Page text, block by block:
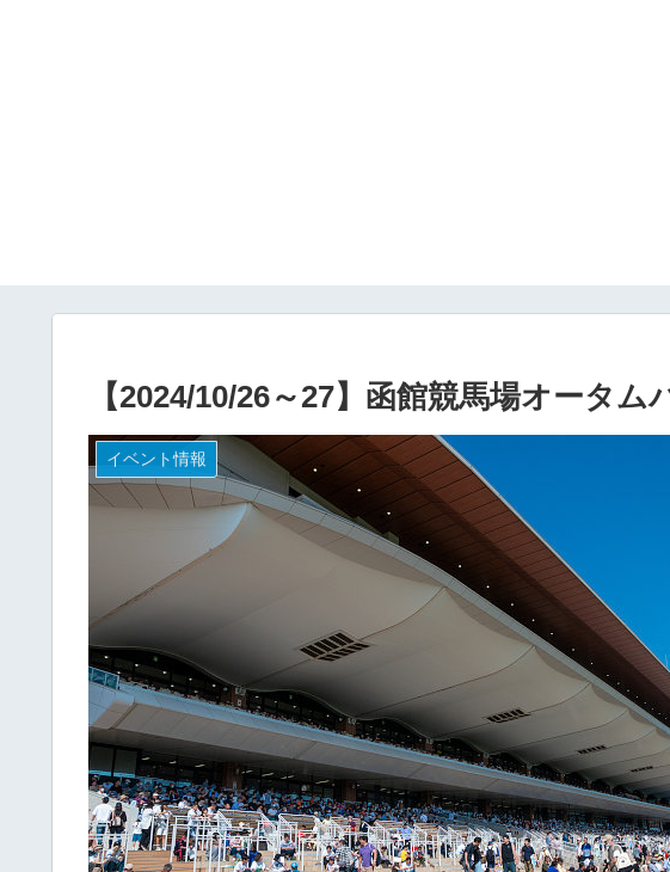
【2024/10/26～27】函館競馬場オータム
イベント情報